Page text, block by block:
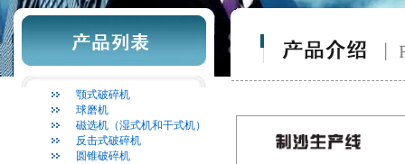
颚式破碎机
球磨机
磁选机（湿式机和干式机）
反击式破碎机
圆锥破碎机